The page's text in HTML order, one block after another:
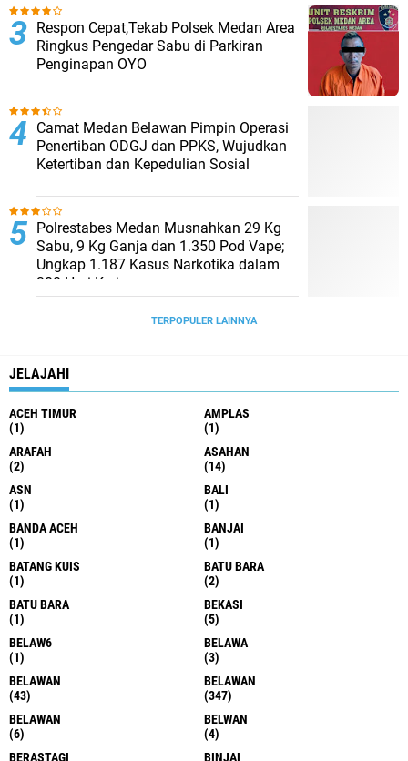
Respon Cepat,Tekab Polsek Medan Area
Ringkus Pengedar Sabu di Parkiran
Penginapan OYO
Camat Medan Belawan Pimpin Operasi
Penertiban ODGJ dan PPKS, Wujudkan
Ketertiban dan Kepedulian Sosial
Polrestabes Medan Musnahkan 29 Kg
Sabu, 9 Kg Ganja dan 1.350 Pod Vape;
Ungkap 1.187 Kasus Narkotika dalam
300 Hari Kerja
TERPOPULER LAINNYA
JELAJAHI
ACEH TIMUR
(1)
AMPLAS
(1)
ARAFAH
(2)
ASAHAN
(14)
ASN
(1)
BALI
(1)
BANDA ACEH
(1)
BANJAI
(1)
BATANG KUIS
(1)
BATU BARA
(2)
BATU BARA
(1)
BEKASI
(5)
BELAW6
(1)
BELAWA
(3)
BELAWAN
(43)
BELAWAN
(347)
BELAWAN
(6)
BELWAN
(4)
BERASTAGI
BINJAI